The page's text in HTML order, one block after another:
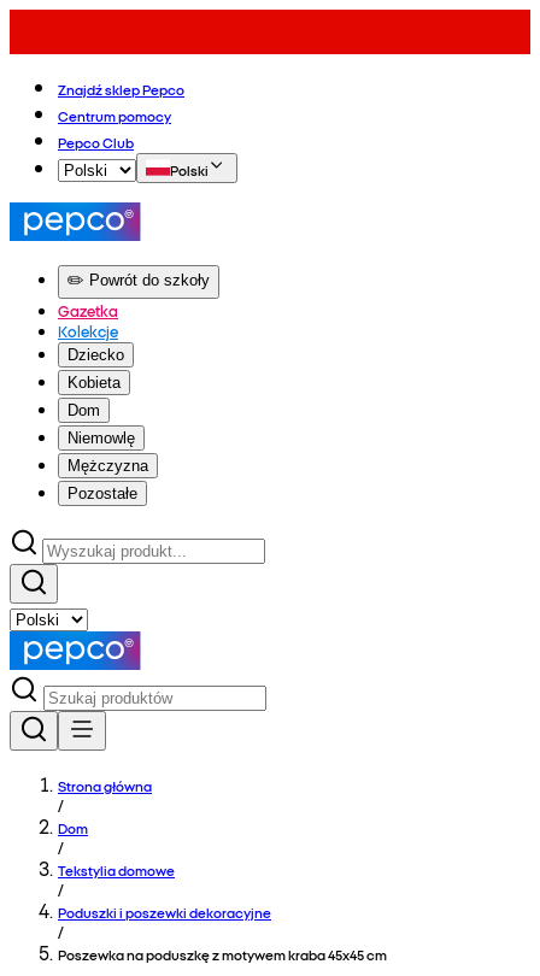
Znajdź sklep Pepco
Centrum pomocy
Pepco Club
Polski
✏️ Powrót do szkoły
Gazetka
Kolekcje
Dziecko
Kobieta
Dom
Niemowlę
Mężczyzna
Pozostałe
Strona główna
/
Dom
/
Tekstylia domowe
/
Poduszki i poszewki dekoracyjne
/
Poszewka na poduszkę z motywem kraba 45x45 cm